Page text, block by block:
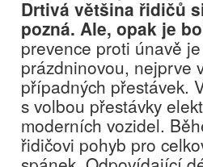
Drtivá většina řidičů
pozná. Ale, opak je
prevence proti únavě
prázdninovou, nejprve
případných přestávek.
s volbou přestávky
moderních vozidel.
řidičovi pohyb pro